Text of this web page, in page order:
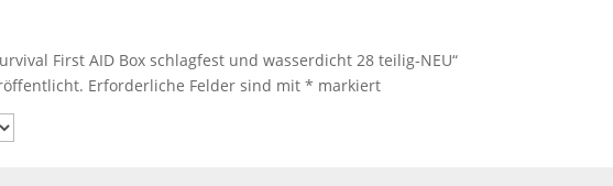
First AID Box schlagfest und wasserdicht 28 teilig-NEU“
Erforderliche Felder sind mit* markiert